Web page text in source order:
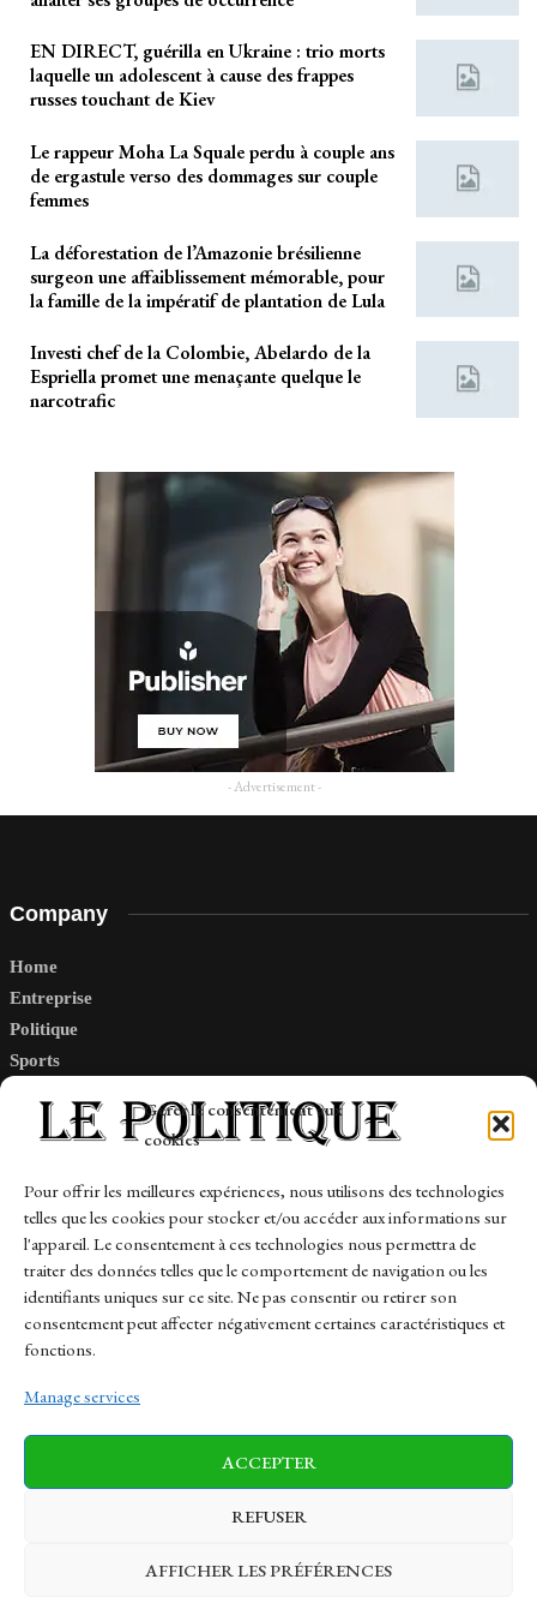
Gérer le consentement aux
cookies
Pour offrir les meilleures expériences, nous utilisons des technologies
telles que les cookies pour stocker et/ou accéder aux informations sur
l'appareil. Le consentement à ces technologies nous permettra de
traiter des données telles que le comportement de navigation ou les
identifiants uniques sur ce site. Ne pas consentir ou retirer son
consentement peut affecter négativement certaines caractéristiques et
fonctions.
Manage services
ACCEPTER
REFUSER
AFFICHER LES PRÉFÉRENCES
EN DIRECT, guérilla en Ukraine : trio morts
laquelle un adolescent à cause des frappes
russes touchant de Kiev
Le rappeur Moha La Squale perdu à couple ans
de ergastule verso des dommages sur couple
femmes
La déforestation de l’Amazonie brésilienne
surgeon une affaiblissement mémorable, pour
la famille de la impératif de plantation de Lula
Investi chef de la Colombie, Abelardo de la
Espriella promet une menaçante quelque le
narcotrafic
- Advertisement -
Company
Home
Entreprise
Politique
Sports
Links
Contact
Sitemap
News Finance-Marches Politics
Business Tech Health Sports Travel
© 1997-2026 - lepolitique.net. All Rights Reserved.